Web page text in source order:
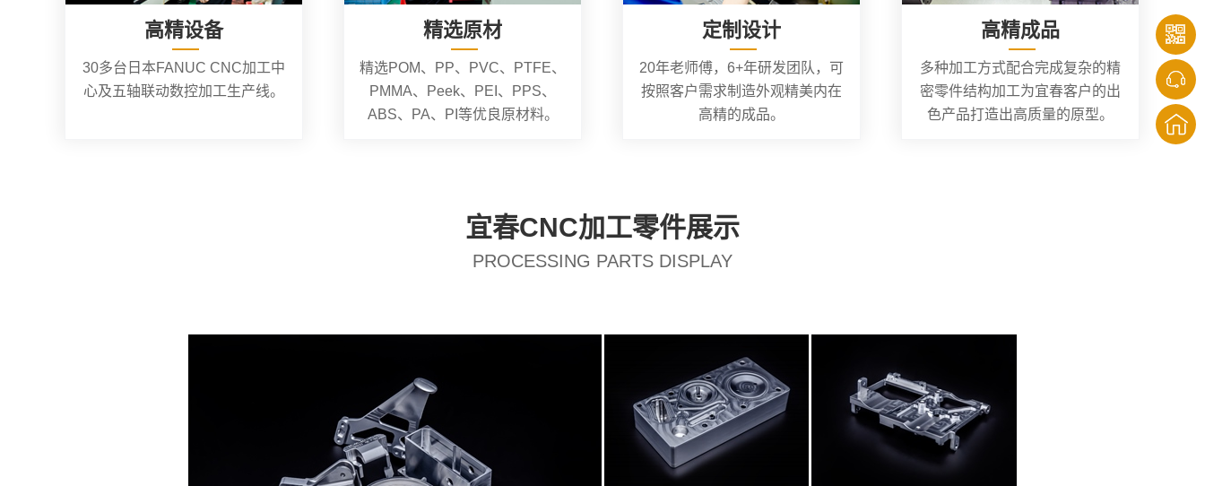
高精设备
30多台日本FANUC CNC加工中
心及五轴联动数控加工生产线。
精选原材
精选POM、PP、PVC、PTFE、
PMMA、Peek、PEI、PPS、
ABS、PA、PI等优良原材料。
定制设计
20年老师傅，6+年研发团队，可
按照客户需求制造外观精美内在
高精的成品。
高精成品
多种加工方式配合完成复杂的精
密零件结构加工为宜春客户的出
色产品打造出高质量的原型。
宜春CNC加工零件展示
PROCESSING PARTS DISPLAY